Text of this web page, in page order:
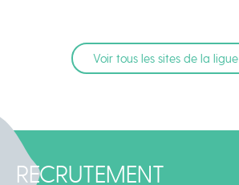
Voir tous les sites de la ligue
RECRUTEMENT